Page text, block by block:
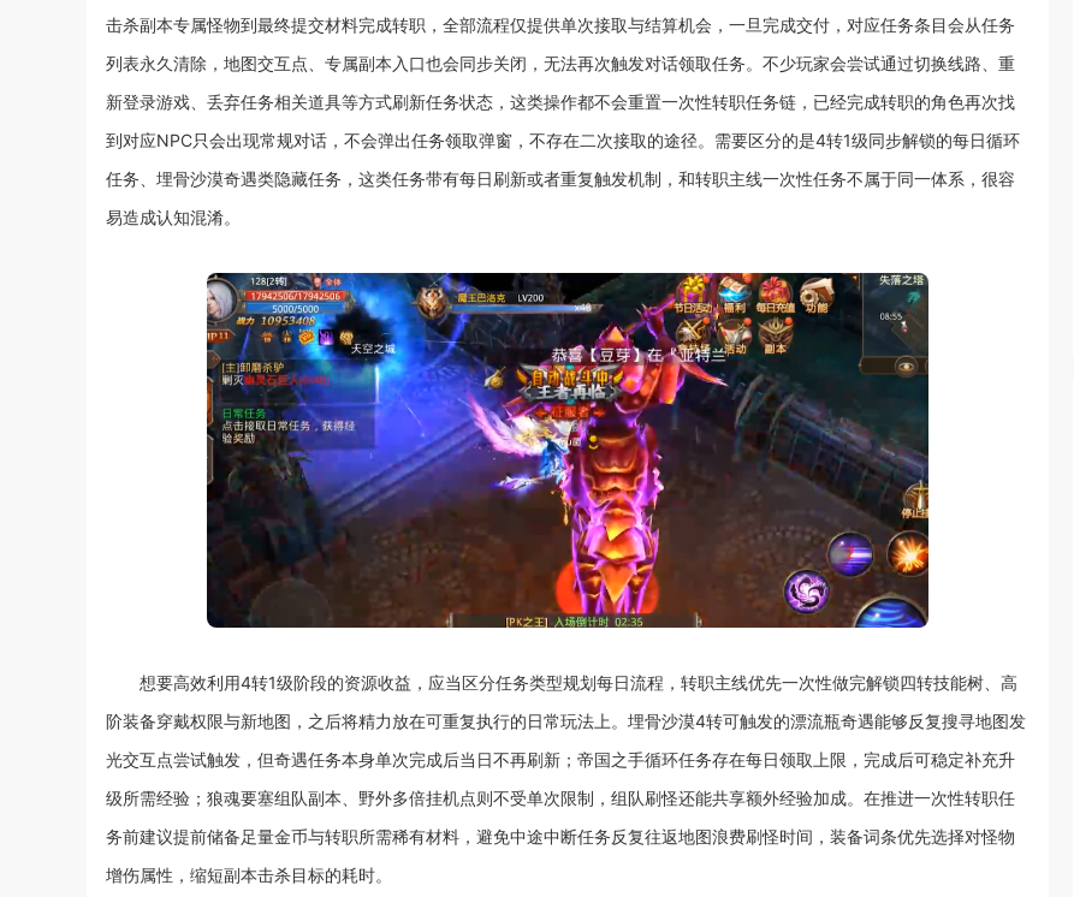
击杀副本专属怪物到最终提交材料完成转职，全部流程仅提供单次接取与结算机会，一旦完成交付，对应任务条目会从任务
列表永久清除，地图交互点、专属副本入口也会同步关闭，无法再次触发对话领取任务。不少玩家会尝试通过切换线路、重
新登录游戏、丢弃任务相关道具等方式刷新任务状态，这类操作都不会重置一次性转职任务链，已经完成转职的角色再次找
到对应NPC只会出现常规对话，不会弹出任务领取弹窗，不存在二次接取的途径。需要区分的是4转1级同步解锁的每日循环
任务、埋骨沙漠奇遇类隐藏任务，这类任务带有每日刷新或者重复触发机制，和转职主线一次性任务不属于同一体系，很容
易造成认知混淆。
想要高效利用4转1级阶段的资源收益，应当区分任务类型规划每日流程，转职主线优先一次性做完解锁四转技能树、高
阶装备穿戴权限与新地图，之后将精力放在可重复执行的日常玩法上。埋骨沙漠4转可触发的漂流瓶奇遇能够反复搜寻地图发
光交互点尝试触发，但奇遇任务本身单次完成后当日不再刷新；帝国之手循环任务存在每日领取上限，完成后可稳定补充升
级所需经验；狼魂要塞组队副本、野外多倍挂机点则不受单次限制，组队刷怪还能共享额外经验加成。在推进一次性转职任
务前建议提前储备足量金币与转职所需稀有材料，避免中途中断任务反复往返地图浪费刷怪时间，装备词条优先选择对怪物
增伤属性，缩短副本击杀目标的耗时。